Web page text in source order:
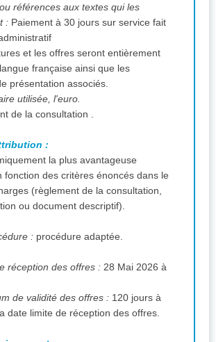
références aux textes qui les
réglementent : Paiement à 30 jours sur service fait
et les offres seront entièrement
française ainsi que les
présentation associés.
utilisée, l'euro.
de la consultation .
:
la plus avantageuse
fonction des critères énoncés dans le
(règlement de la consultation,
ou document descriptif).
: procédure adaptée.
réception des offres : 28 Mai 2026 à
de validité des offres : 120 jours à
compter de la date limite de réception des offres.